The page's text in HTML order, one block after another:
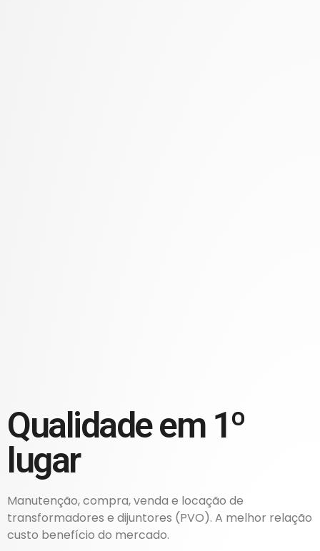
Qualidade em 1º
lugar
Manutenção, compra, venda e locação de
transformadores e dijuntores (PVO). A melhor relação
custo benefício do mercado.